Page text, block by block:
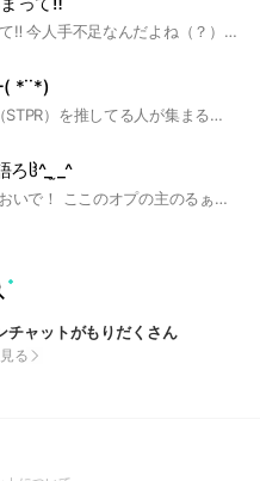
そこの君‼️止まって止まって‼️ 今人手不足なんだよね（？） だから入って欲しくて！ ここでは同拒とかわすれちゃおお！！ アンプタックカラーズ彡箱推し！ でも大っ歓迎！ ちょっと女性しか入らないでください🥲︎ 🎒🐿なんだよね👉🏻👈🏻🥲︎でも大歓迎‼️ ぜひ誰でも来てくださーい！ 追記 年齢、住み、危ないこと、荒らしなどする、聞くなどのことは絶対にしないでください‼️あとアンプタックを知ってる方はノートに検索しずにアンプタックの皆さんの名前を描いてから絡めるか決めるのでお願いします‼️
*˙˙*)
このオプはアンプタック（STPR）を推してる人が集まる場所！みんなで雑談や推し話をして楽しく過ごそ！ ※仲良くて通知が溜まることあり 他界隈の話しても全然いーよ‼︎ ⚠️常識のない人、即抜けする人は来ないで！ ※親バレだったら「親」重抜けだったら「重」など抜ける理由に沿った漢字などを一言言ってから抜けてください 無言抜けした人は再入場禁止にします あと、公式のルールで禁止されてるから、こうしきのイラスト、写真をアイコンにしないでね！あと、名前も推し本人様の名前を使わずに、推しを表してる絵文字で名前にして欲しい 良い例 📣みお💜👿推し 悪い例 📣みお まぜたくんおし 長文になっちゃったかもだけどここまで読んだらもう入ろ〜！ #STPR #AMPTAK×COLORS#アンプタックカラーズ #AMP #TAK #あきぷり #あとまぜ #けちゃちぐ #どんぐりーず #あっきぃ #まぜ太 #ぷりっつ #ちぐさくん #あっとくん #けちゃ
ろჱ̒^_ ̫_^
そこのSTPR好きな子！！おいで！ ここのオプの主のるぁですっ ここはSTPRが好きな子がくる部屋！ 雑談も〇！ 画像送るのは、3枚以上はノートに貼ってね！ アイコンは STPR関係でお願いしますっ！ おぷに入ったらまずは自己紹介してねっ！ 名前、大体の年齢、推しは書いて！ 大体のルール 大事なノートをみてねっ ※メンバー様呼び捨ては禁止です みんな優しくてちょー楽しいから来てきて！中で待ってるよー！ #STPR#すとりす#Alice#ステラ#メイツ #すとぷり#ないとX#騎士X#アンプタックカラーズ#めておら#すにすて#えすてぃーぴーあーる
チャットがもりだくさん
る